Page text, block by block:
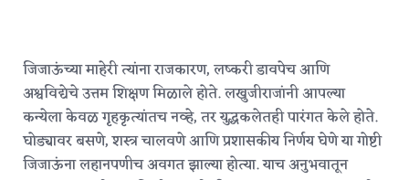
जिजाऊंच्या माहेरी त्यांना राजकारण, लष्करी डावपेच आणि
अश्वविद्येचे उत्तम शिक्षण मिळाले होते. लखुजीराजांनी आपल्या
कन्येला केवळ गृहकृत्यांतच नव्हे, तर युद्धकलेतही पारंगत केले होते.
घोड्यावर बसणे, शस्त्र चालवणे आणि प्रशासकीय निर्णय घेणे या गोष्टी
जिजाऊंना लहानपणीच अवगत झाल्या होत्या.याच अनुभवातून